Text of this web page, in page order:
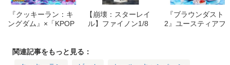
『クッキーラン：キ
ングダム』×「KPOP
開催！ハントリック
【崩壊：スターレイ
ル】ファイノン1/8
価格・予約方法まと
『ブラウンダスト
2』ユースティアフ
関連記事をもっと見る：